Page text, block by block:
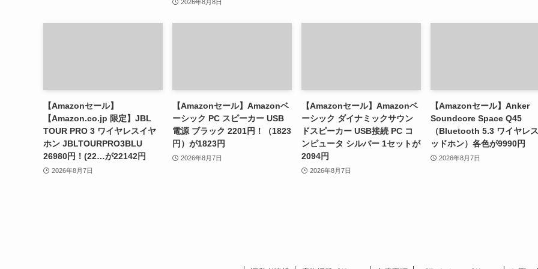
2026年8月8日
【Amazonセール】
【Amazon.co.jp 限定】JBL
TOUR PRO 3 ワイヤレスイヤ
ホン JBLTOURPRO3BLU
26980円！(22…が22142円
2026年8月7日
【Amazonセール】Amazonベ
ーシック PC スピーカー USB
電源 ブラック 2201円！（1823
円）が1823円
2026年8月7日
【Amazonセール】Amazonベ
ーシック ダイナミックサウン
ドスピーカー USB接続 PC コ
ンピュータ シルバー 1セットが
2094円
2026年8月7日
【Amazonセール】Anker
Soundcore Space Q45
（Bluetooth 5.3 ワイヤレ
ッドホン）各色が9990円
2026年8月7日